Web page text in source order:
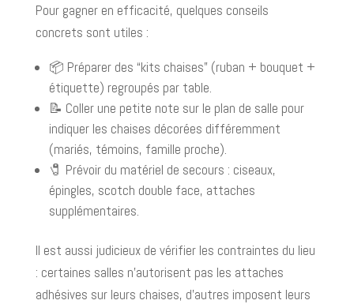
Pour gagner en efficacité, quelques conseils
concrets sont utiles :
📦 Préparer des “kits chaises” (ruban + bouquet +
étiquette) regroupés par table.
📝 Coller une petite note sur le plan de salle pour
indiquer les chaises décorées différemment
(mariés, témoins, famille proche).
🧷 Prévoir du matériel de secours : ciseaux,
épingles, scotch double face, attaches
supplémentaires.
Il est aussi judicieux de vérifier les contraintes du lieu
: certaines salles n’autorisent pas les attaches
adhésives sur leurs chaises, d’autres imposent leurs